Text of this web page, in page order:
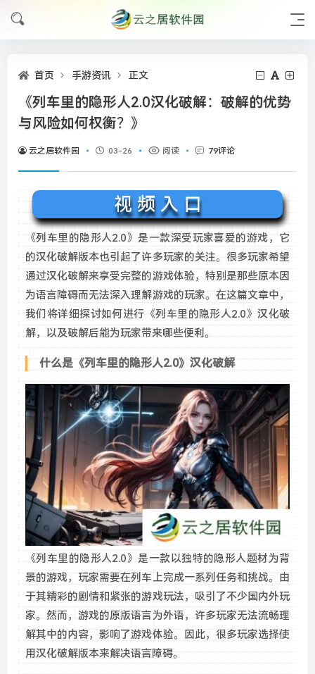
首页 手游资讯 正文
《列车里的隐形人2.0汉化破解：破解的优势
与风险如何权衡？》
云之居软件园 03-26 阅读 79评论
视 频 入 口
《列车里的隐形人2.0》是一款深受玩家喜爱的游戏，它
的汉化破解版本也引起了许多玩家的关注。很多玩家希望
通过汉化破解来享受完整的游戏体验，特别是那些原本因
为语言障碍而无法深入理解游戏的玩家。在这篇文章中，
我们将详细探讨如何进行《列车里的隐形人2.0》汉化破
解，以及破解后能为玩家带来哪些便利。
什么是《列车里的隐形人2.0》汉化破解
《列车里的隐形人2.0》是一款以独特的隐形人题材为背
景的游戏，玩家需要在列车上完成一系列任务和挑战。由
于其精彩的剧情和紧张的游戏玩法，吸引了不少国内外玩
家。然而，游戏的原版语言为外语，许多玩家无法流畅理
解其中的内容，影响了游戏体验。因此，很多玩家选择使
用汉化破解版本来解决语言障碍。